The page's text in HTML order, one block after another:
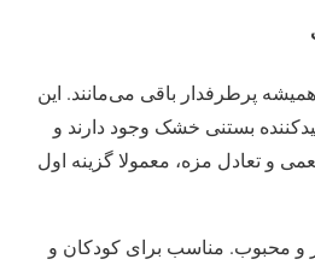
پرطرفدار باقی می‌مانند. این
بستنی خشک وجود دارند و
و تعادل مزه، معمولا گزینه اول
محبوب. مناسب برای کودکان و